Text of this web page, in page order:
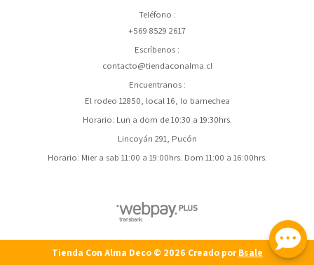
Teléfono
+569 8529 2617
Escríbenos
contacto@tiendaconalma.cl
Encuentranos
El rodeo 12850, local 16, lo barnechea
Horario: Lun a dom de 10:30 a 19:30hrs.
Lincoyán 291, Pucón
Horario: Mier a sab 11:00 a 19:00hrs. Dom 11:00 a 16:00hrs.
Tienda Con Alma Deco © 2026 Creado porBsale